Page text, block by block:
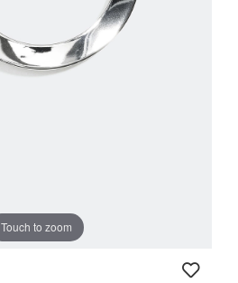
Touch to zoom